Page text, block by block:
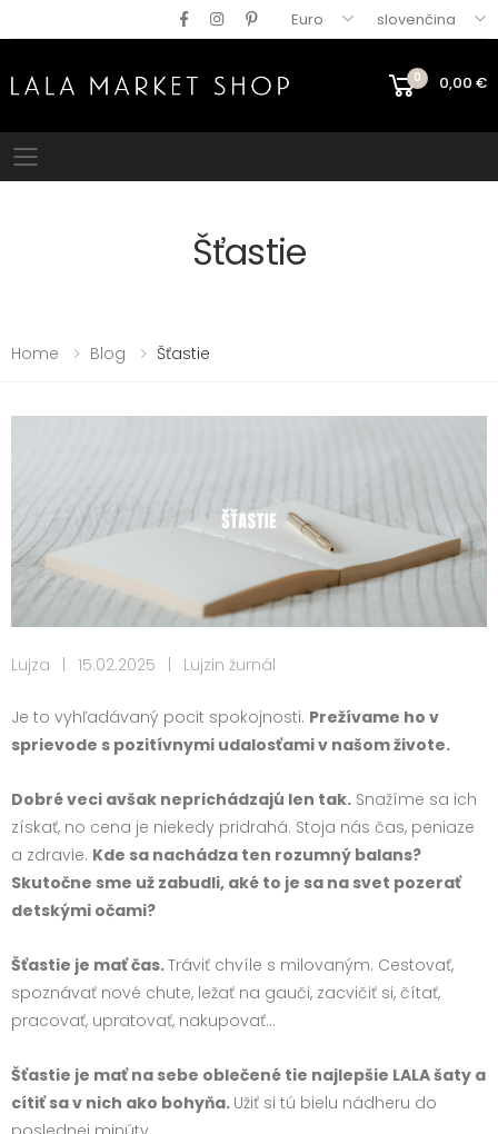
Euro slovenčina
0 0,00 €
Mobile menu
Šťastie
Home Blog Šťastie
Lujza | 15.02.2025 | Lujzin žurnál
Je to vyhľadávaný pocit spokojnosti. Prežívame ho v
sprievode s pozitívnymi udalosťami v našom živote.
Dobré veci avšak neprichádzajú len tak. Snažíme sa ich
získať, no cena je niekedy pridrahá. Stoja nás čas, peniaze
a zdravie. Kde sa nachádza ten rozumný balans?
Skutočne sme už zabudli, aké to je sa na svet pozerať
detskými očami?
Šťastie je mať čas.Tráviť chvíle s milovaným. Cestovať,
spoznávať nové chute, ležať na gauči, zacvičiť si, čítať,
pracovať, upratovať, nakupovať…
Šťastie je mať na sebe oblečené tie najlepšie LALA šaty a
cítiť sa v nich ako bohyňa. Užiť si tú bielu nádheru do